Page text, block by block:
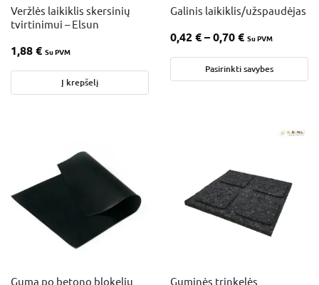
Veržlės laikiklis skersinių
tvirtinimui – Elsun
1,88€ Su PVM
Į krepšelį
Galinis laikiklis/užspaudėjas
0,42€–0,70€ Su PVM
Pasirinkti savybes
Guma po betono blokeliu
Guminės trinkelės